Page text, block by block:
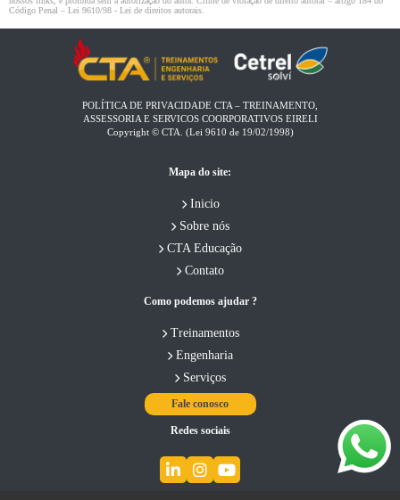
Código Penal – Lei 9610/98 - Lei de direitos autorais
POLÍTICA DE PRIVACIDADE CTA – TREINAMENTO,
ASSESSORIA E SERVICOS COORPORATIVOS EIRELI​
Copyright © CTA. (Lei 9610 de 19/02/1998)
Mapa do site:
Inicio
Sobre nós
CTA Educação
Contato
Como podemos ajudar ?
Treinamentos
Engenharia
Serviços
Fale conosco
Redes sociais